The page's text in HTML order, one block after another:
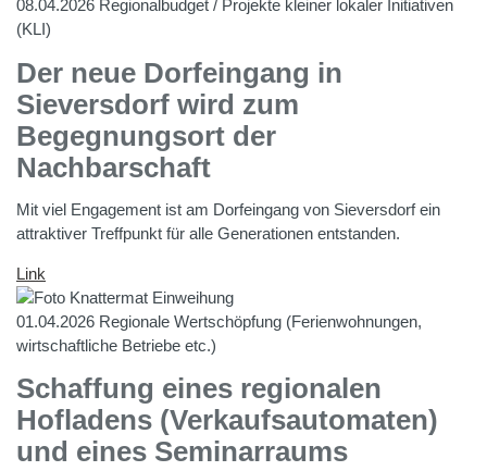
08.04.2026 Regionalbudget / Projekte kleiner lokaler Initiativen
(KLI)
Der neue Dorfeingang in
Sieversdorf wird zum
Begegnungsort der
Nachbarschaft
Mit viel Engagement ist am Dorfeingang von Sieversdorf ein
attraktiver Treffpunkt für alle Generationen entstanden.
Link
01.04.2026 Regionale Wertschöpfung (Ferienwohnungen,
wirtschaftliche Betriebe etc.)
Schaffung eines regionalen
Hofladens (Verkaufsautomaten)
und eines Seminarraums